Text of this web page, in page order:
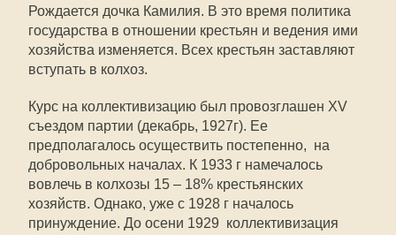
Рождается дочка Камилия. В это время политика
государства в отношении крестьян и ведения ими
хозяйства изменяется. Всех крестьян заставляют
вступать в колхоз.
Курс на коллективизацию был провозглашен XV
съездом партии (декабрь, 1927г). Ее
предполагалось осуществить постепенно, на
добровольных началах. К 1933 г намечалось
вовлечь в колхозы 15 – 18% крестьянских
хозяйств. Однако, уже с 1928 г началось
принуждение. До осени 1929 коллективизация